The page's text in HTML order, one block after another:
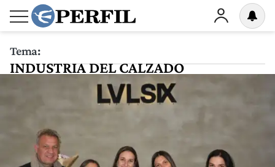
Tema:
INDUSTRIA DEL CALZADO